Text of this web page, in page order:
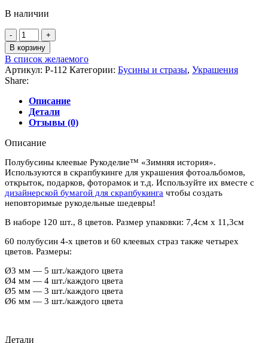
В наличии
Количество
товара
Полубусины
клеевые
Рукоделие™
"Зимняя
история"
В корзину
В список желаемого
Артикул: P-112 Категории: Бусины и стразы, Украшения
Share:
Описание
Детали
Отзывы (0)
Описание
Полубусины клеевые Рукоделие™ «Зимняя история».
Используются в скрапбукинге для украшения фотоальбомов,
открыток, подарков, фоторамок и т.д. Используйте их вместе с
дизайнерской бумагой для скрапбукинга чтобы создать
неповторимые рукодельные шедевры!
В наборе 120 шт., 8 цветов. Размер упаковки: 7,4см х 11,3см
60 полубусин 4-х цветов и 60 клеевых страз также четырех
цветов. Размеры:
Ø3 мм — 5 шт./каждого цвета
Ø4 мм — 4 шт./каждого цвета
Ø5 мм — 3 шт./каждого цвета
Ø6 мм — 3 шт./каждого цвета
Детали